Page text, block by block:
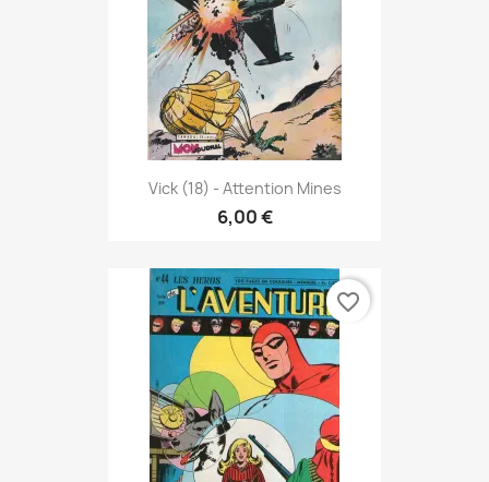
Vick (18) - Attention Mines
6,00 €
favorite_border